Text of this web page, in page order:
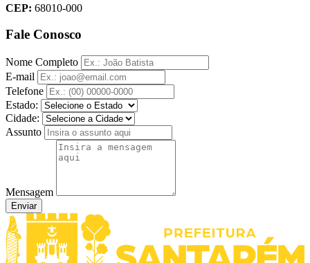
CEP: 68010-000
Fale Conosco
Nome Completo
E-mail
Telefone
Estado:
Cidade:
Assunto
Mensagem
Enviar